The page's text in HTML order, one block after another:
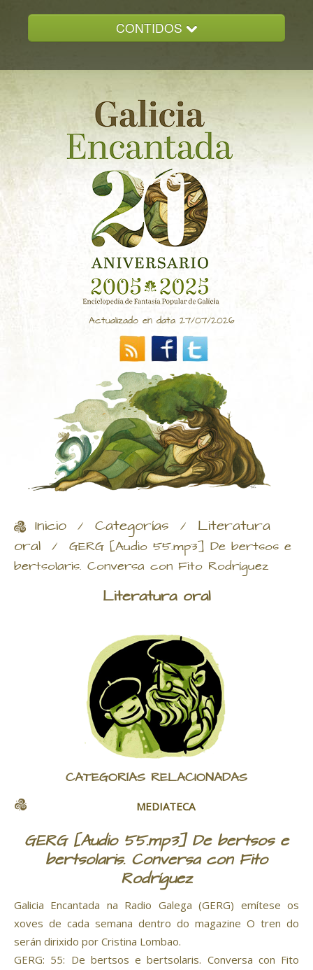
CONTIDOS
GALICIA ENCANTADA
DOCUMENTACION
NOVAS
CONTACTO
Actualizado en data 27/07/2026
Inicio / Categorías / Literatura
oral / GERG [Audio 55.mp3] De bertsos e
bertsolaris. Conversa con Fito Rodríguez
Literatura oral
CATEGORÍAS RELACIONADAS
MEDIATECA
GERG [Audio 55.mp3] De bertsos e
bertsolaris. Conversa con Fito
Rodríguez
Galicia Encantada na Radio Galega (GERG) emítese os
xoves de cada semana dentro do magazine O tren do
serán dirixido por Cristina Lombao.
GERG: 55: De bertsos e bertsolaris. Conversa con Fito